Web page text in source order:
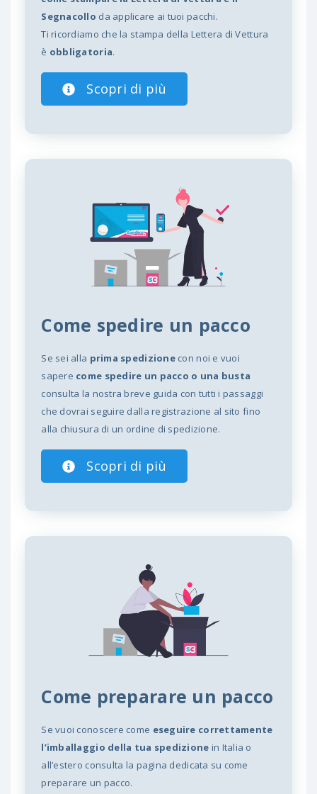
Segnacollo da applicare ai tuoi pacchi.
Ti ricordiamo che la stampa della Lettera di Vettura
è obbligatoria.
Scopri di più
Come spedire un pacco
Se sei alla prima spedizionecon noi e vuoi
sapere come spedire un pacco o una busta
consulta la nostra breve guida con tutti i passaggi
che dovrai seguire dalla registrazione al sito fino
alla chiusura di un ordine di spedizione.
Scopri di più
Come preparare un pacco
Se vuoi conoscere come eseguire correttamente
l’imballaggio della tua spedizione in Italia o
all’estero consulta la pagina dedicata su come
preparare un pacco.